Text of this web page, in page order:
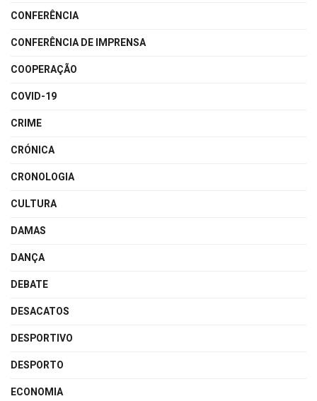
CONFERÊNCIA
CONFERÊNCIA DE IMPRENSA
COOPERAÇÃO
COVID-19
CRIME
CRÓNICA
CRONOLOGIA
CULTURA
DAMAS
DANÇA
DEBATE
DESACATOS
DESPORTIVO
DESPORTO
ECONOMIA